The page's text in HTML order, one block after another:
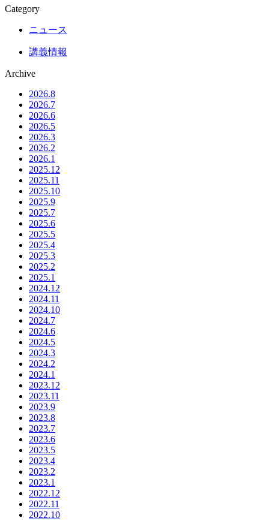
Category
ニュース
講義情報
Archive
2026.8
2026.7
2026.6
2026.5
2026.3
2026.2
2026.1
2025.12
2025.11
2025.10
2025.9
2025.7
2025.6
2025.5
2025.4
2025.3
2025.2
2025.1
2024.12
2024.11
2024.10
2024.7
2024.6
2024.5
2024.3
2024.2
2024.1
2023.12
2023.11
2023.9
2023.8
2023.7
2023.6
2023.5
2023.4
2023.2
2023.1
2022.12
2022.11
2022.10